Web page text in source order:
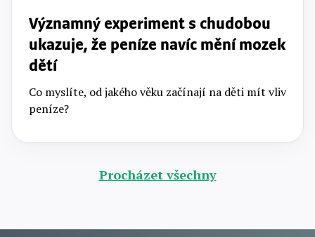
Významný experiment s chudobou
ukazuje, že peníze navíc mění mozek
dětí
Co myslíte, od jakého věku začínají na děti mít vliv
peníze?
Procházet všechny